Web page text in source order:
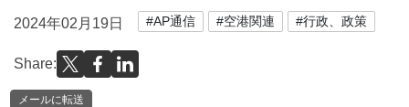
2024年02月19日 #AP通信 #空港関連 #行政、政策
Share:
メールに転送